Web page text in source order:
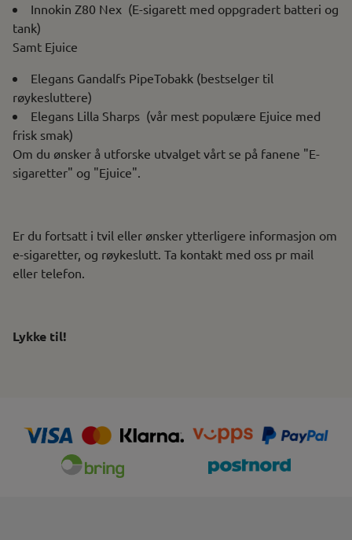
Innokin Z80 Nex (E-sigarett med oppgradert batteri og
tank)
Samt Ejuice
Elegans Gandalfs PipeTobakk (bestselger til
røykesluttere)
Elegans Lilla Sharps (vår mest populære Ejuice med
frisk smak)
Om du ønsker å utforske utvalget vårt se på fanene "E-
sigaretter" og "Ejuice".
Er du fortsatt i tvil eller ønsker ytterligere informasjon om
e-sigaretter, og røykeslutt. Ta kontakt med oss pr mail
eller telefon.
Lykke til!